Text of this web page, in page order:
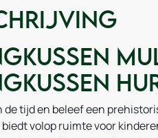
de tijd en beleef een
volop ruimte voor